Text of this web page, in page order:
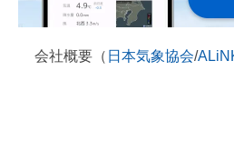
会社概要（ 日本気象協会/